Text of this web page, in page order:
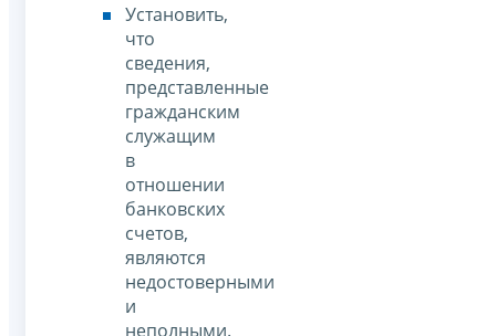
Установить,
что
сведения,
представленные
гражданским
служащим
в
отношении
банковских
счетов,
являются
недостоверными
и
неполными.